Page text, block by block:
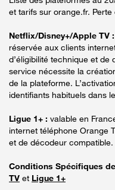
et tarifs sur orange.fr.
Netflix/Disney+/Apple TV :
réservée aux clients
d’éligibilité technique et
service nécessite la
de la plateforme.
identifiants habituels dans
Ligue 1+ : valable en
internet téléphone Orange
et de décodeur compatible.
Conditions Spécifiques
TV et Ligue 1+